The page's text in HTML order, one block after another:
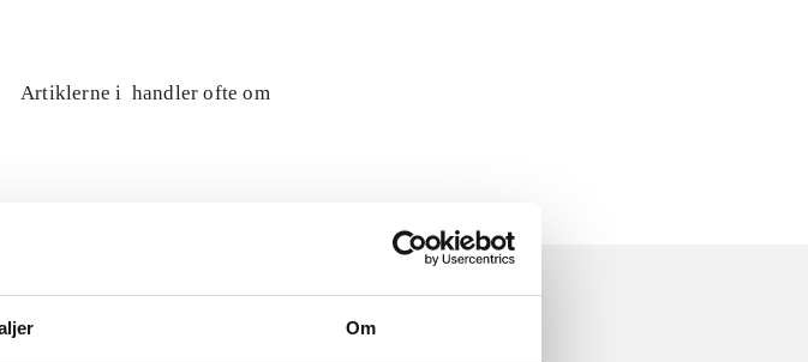
Om
Artiklerne i handler ofte om